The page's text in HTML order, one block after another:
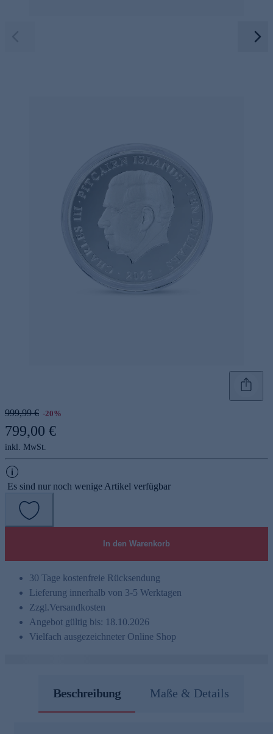
999,99 € -20%
799,00 €
inkl. MwSt.
Es sind nur noch wenige Artikel verfügbar
In den Warenkorb
30 Tage kostenfreie Rücksendung
Lieferung innerhalb von 3-5 Werktagen
Zzgl.Versandkosten
Angebot gültig bis: 18.10.2026
Vielfach ausgezeichneter Online Shop
Beschreibung Maße & Details